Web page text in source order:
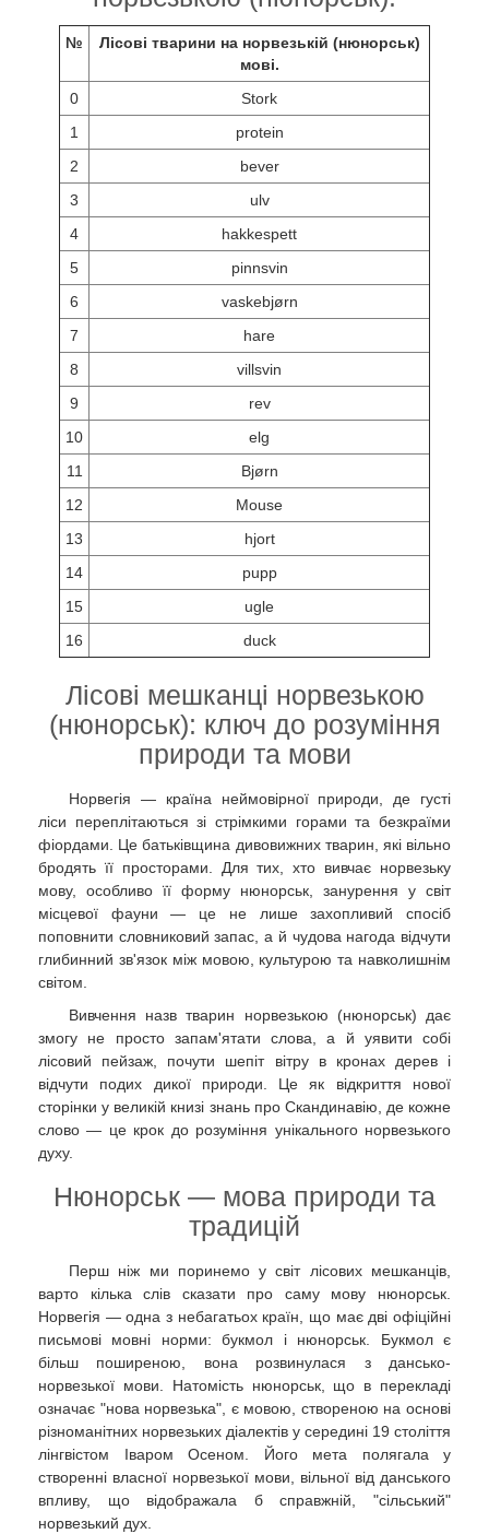
№
Лісові тварини на норвезькій (нюнорськ)
мові.
0
Stork
1
protein
2
bever
3
ulv
4
hakkespett
5
pinnsvin
6
vaskebjørn
7
hare
8
villsvin
9
rev
10
elg
11
Bjørn
12
Mouse
13
hjort
14
pupp
15
ugle
16
duck
Лісові мешканці норвезькою
(нюнорськ): ключ до розуміння
природи та мови
Норвегія — країна неймовірної природи, де густі
ліси переплітаються зі стрімкими горами та безкраїми
фіордами. Це батьківщина дивовижних тварин, які вільно
бродять її просторами. Для тих, хто вивчає норвезьку
мову, особливо її форму нюнорськ, занурення у світ
місцевої фауни — це не лише захопливий спосіб
поповнити словниковий запас, а й чудова нагода відчути
глибинний зв'язок між мовою, культурою та навколишнім
світом.
Вивчення назв тварин норвезькою (нюнорськ) дає
змогу не просто запам'ятати слова, а й уявити собі
лісовий пейзаж, почути шепіт вітру в кронах дерев і
відчути подих дикої природи. Це як відкриття нової
сторінки у великій книзі знань про Скандинавію, де кожне
слово — це крок до розуміння унікального норвезького
духу.
Нюнорськ — мова природи та
традицій
Перш ніж ми поринемо у світ лісових мешканців,
варто кілька слів сказати про саму мову нюнорськ.
Норвегія — одна з небагатьох країн, що має дві офіційні
письмові мовні норми: букмол і нюнорськ. Букмол є
більш поширеною, вона розвинулася з дансько-
норвезької мови. Натомість нюнорськ, що в перекладі
означає "нова норвезька", є мовою, створеною на основі
різноманітних норвезьких діалектів у середині 19 століття
лінгвістом Іваром Осеном. Його мета полягала у
створенні власної норвезької мови, вільної від данського
впливу, що відображала б справжній, "сільський"
норвезький дух.